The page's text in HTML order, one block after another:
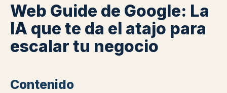
Web Guide de Google: La
IA que te da el atajo para
escalar tu negocio
Contenido